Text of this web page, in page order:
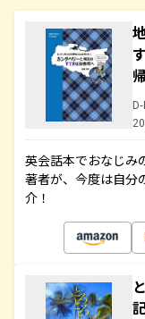
英会話本でおなじみ
著者が、今度は自分
介！